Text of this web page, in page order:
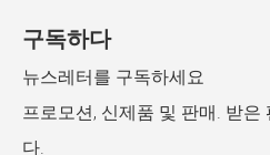
구독하다
뉴스레터를 구독하세요
프로모션, 신제품 및 판매. 받은
다.